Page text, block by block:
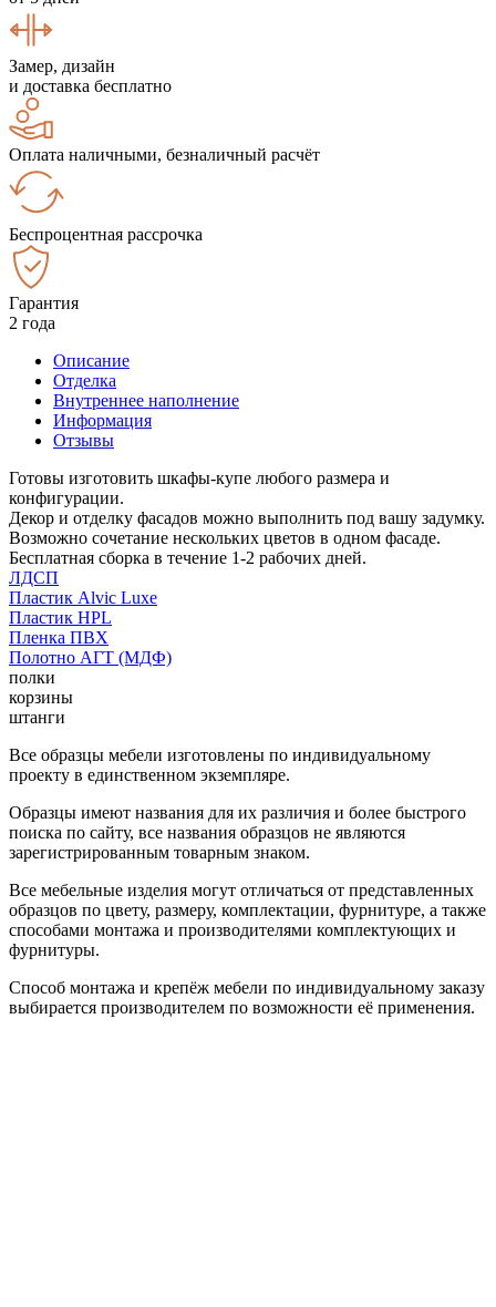
Замер, дизайн
и доставка бесплатно
Оплата наличными, безналичный расчёт
Беспроцентная рассрочка
Гарантия
2 года
Описание
Отделка
Внутреннее наполнение
Информация
Отзывы
Готовы изготовить шкафы-купе любого размера и
конфигурации.
Декор и отделку фасадов можно выполнить под вашу задумку.
Возможно сочетание нескольких цветов в одном фасаде.
Бесплатная сборка в течение 1-2 рабочих дней.
ЛДСП
Пластик Alvic Luxe
Пластик HPL
Пленка ПВХ
Полотно АГТ (МДФ)
полки
корзины
штанги
Все образцы мебели изготовлены по индивидуальному
проекту в единственном экземпляре.
Образцы имеют названия для их различия и более быстрого
поиска по сайту, все названия образцов не являются
зарегистрированным товарным знаком.
Все мебельные изделия могут отличаться от представленных
образцов по цвету, размеру, комплектации, фурнитуре, а также
способами монтажа и производителями комплектующих и
фурнитуры.
Способ монтажа и крепёж мебели по индивидуальному заказу
выбирается производителем по возможности её применения.